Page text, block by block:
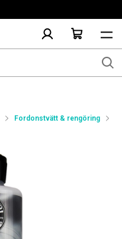
Fordonstvätt & rengöring